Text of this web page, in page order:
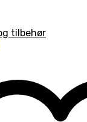
tilbehør